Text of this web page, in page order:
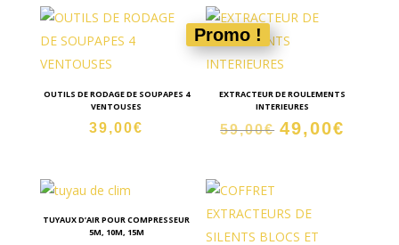
était :
299,00€.
est :
259,00€.
449,00€.
OUTILS DE RODAGE DE SOUPAPES 4
VENTOUSES
39,00€
Promo !
EXTRACTEUR DE ROULEMENTS
INTERIEURES
59,00€ Le
59,00€.
49,00€
TUYAUX D’AIR POUR COMPRESSEUR
5M, 10M, 15M